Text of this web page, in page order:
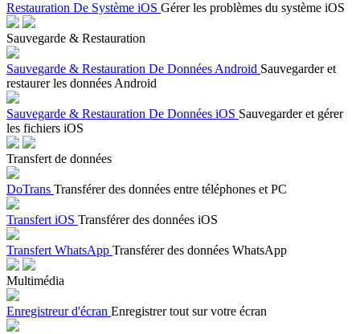
Restauration De Système iOS Gérer les problèmes du système iOS
Sauvegarde & Restauration
Sauvegarde & Restauration De Données Android Sauvegarder et
restaurer les données Android
Sauvegarde & Restauration De Données iOS Sauvegarder et gérer
les fichiers iOS
Transfert de données
DoTrans Transférer des données entre téléphones et PC
Transfert iOS Transférer des données iOS
Transfert WhatsApp Transférer des données WhatsApp
Multimédia
Enregistreur d'écran Enregistrer tout sur votre écran